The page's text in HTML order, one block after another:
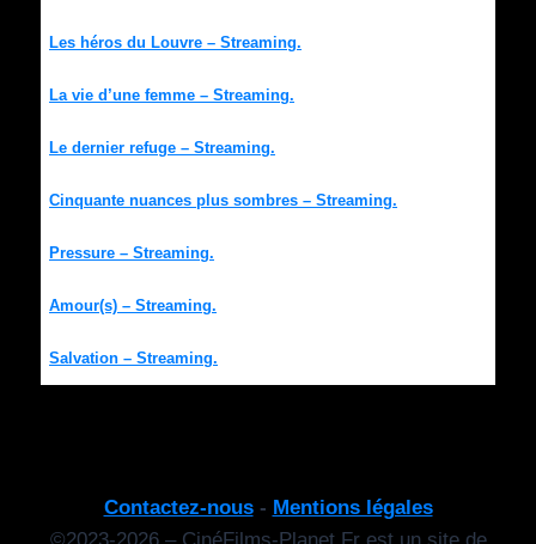
Les héros du Louvre – Streaming.
La vie d’une femme – Streaming.
Le dernier refuge – Streaming.
Cinquante nuances plus sombres – Streaming.
Pressure – Streaming.
Amour(s) – Streaming.
Salvation – Streaming.
Contactez-nous- Mentions légales